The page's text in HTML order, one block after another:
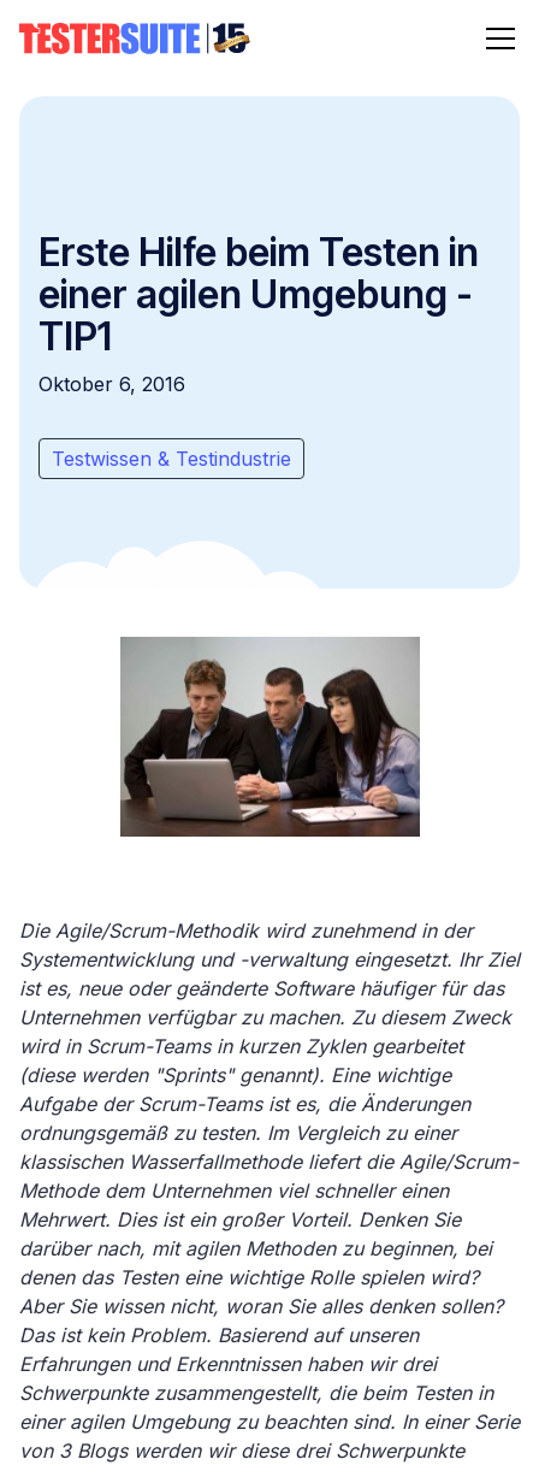
Erste Hilfe beim Testen in
einer agilen Umgebung -
TIP1
Oktober 6, 2016
Testwissen & Testindustrie
Die Agile/Scrum-Methodik wird zunehmend in der
Systementwicklung und -verwaltung eingesetzt. Ihr Ziel
ist es, neue oder geänderte Software häufiger für das
Unternehmen verfügbar zu machen. Zu diesem Zweck
wird in Scrum-Teams in kurzen Zyklen gearbeitet
(diese werden "Sprints" genannt). Eine wichtige
Aufgabe der Scrum-Teams ist es, die Änderungen
ordnungsgemäß zu testen. Im Vergleich zu einer
klassischen Wasserfallmethode liefert die Agile/Scrum-
Methode dem Unternehmen viel schneller einen
Mehrwert. Dies ist ein großer Vorteil. Denken Sie
darüber nach, mit agilen Methoden zu beginnen, bei
denen das Testen eine wichtige Rolle spielen wird?
Aber Sie wissen nicht, woran Sie alles denken sollen?
Das ist kein Problem. Basierend auf unseren
Erfahrungen und Erkenntnissen haben wir drei
Schwerpunkte zusammengestellt, die beim Testen in
einer agilen Umgebung zu beachten sind. In einer Serie
von 3 Blogs werden wir diese drei Schwerpunkte